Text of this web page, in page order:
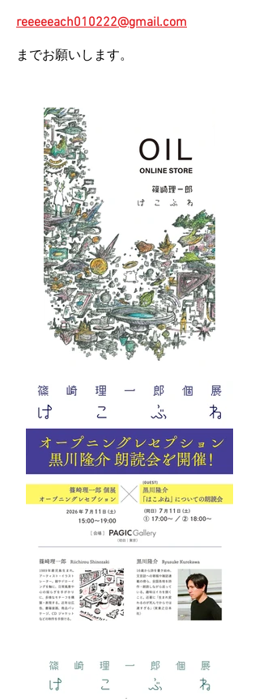
reeeeeach010222@gmail.com
ま でお願いします​。